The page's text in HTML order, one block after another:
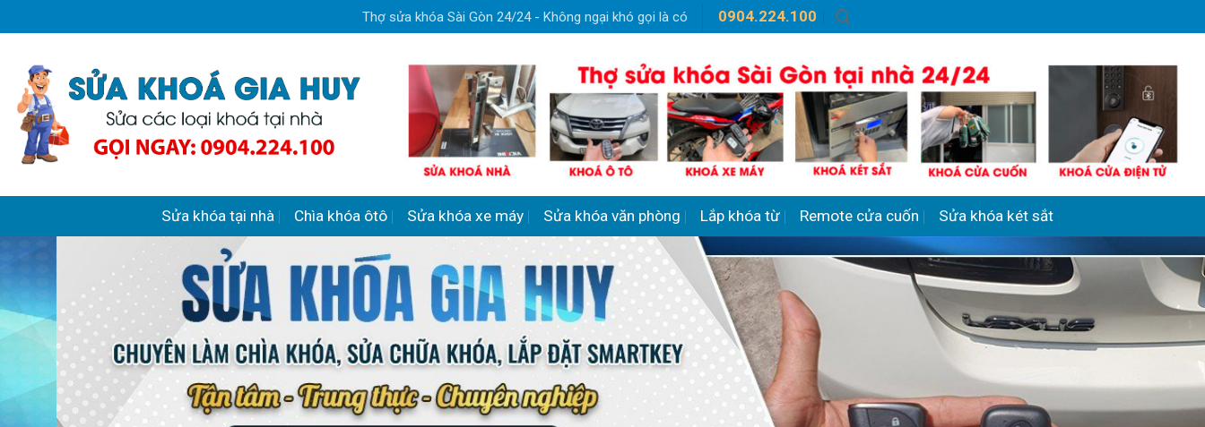
to
Thợ sửa khóa Sài Gòn 24/24 - Không ngại khó gọi là có 0904.224.100
Sửa khóa tại nhà Chìa khóa ôtô Sửa khóa xe máy Sửa khóa văn phòng Lắp khóa từ Remote cửa cuốn Sửa khóa két sắt